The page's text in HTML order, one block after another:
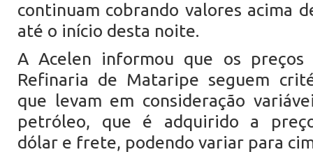
continuam cobrando valores acima
até o início desta noite.
A Acelen informou que os preços
Refinaria de Mataripe seguem
que levam em consideração
petróleo, que é adquirido a
dólar e frete, podendo variar para